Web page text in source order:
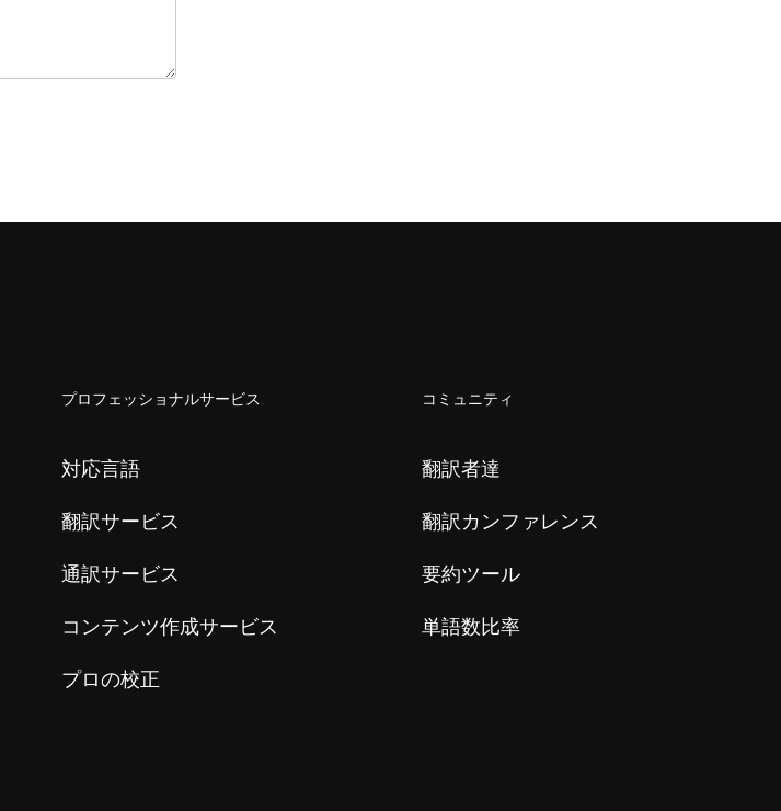
プロフェッショナルサービス
対応言語
翻訳サービス
通訳サービス
コンテンツ作成サービス
プロの校正
コミュニティ
翻訳者達
翻訳カンファレンス
要約ツール
単語数比率